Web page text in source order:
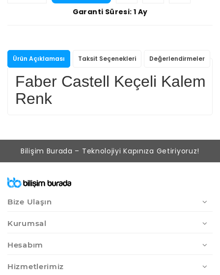
Garanti Süresi: 1 Ay
Ürün Açıklaması Taksit Seçenekleri Değerlendirmeler
Faber Castell Keçeli Kalem
Renk
Bilişim Burada – Teknolojiyi Kapınıza Getiriyoruz!
Bize Ulaşın
Kurumsal
Hesabım
Hizmetlerimiz